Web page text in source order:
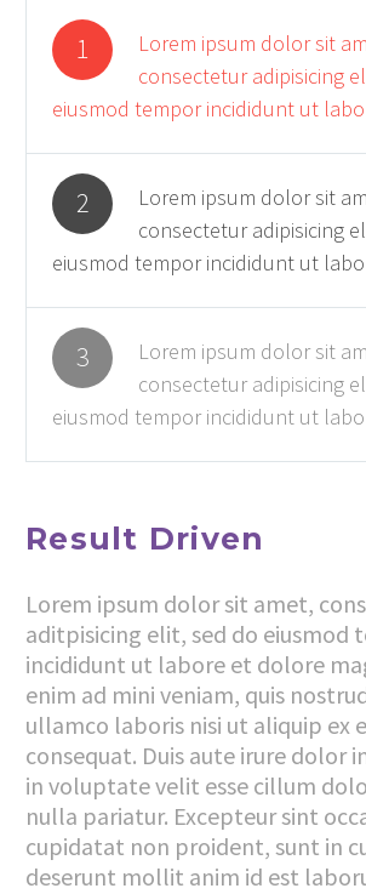
1
Lorem ipsum dolor sit
consectetur adipisicing
eiusmod tempor incididunt ut
2
Lorem ipsum dolor sit
consectetur adipisicing
eiusmod tempor incididunt ut
3
Lorem ipsum dolor sit
consectetur adipisicing
eiusmod tempor incididunt ut
Result Driven
Lorem ipsum dolor sit amet,
aditpisicing elit, sed do eiusmod
incididunt ut labore et dolore
enim ad mini veniam, quis
ullamco laboris nisi ut aliquip ex
consequat. Duis aute irure dolor
in voluptate velit esse cillum
nulla pariatur. Excepteur sint
cupidatat non proident, sunt in
deserunt mollit anim id est